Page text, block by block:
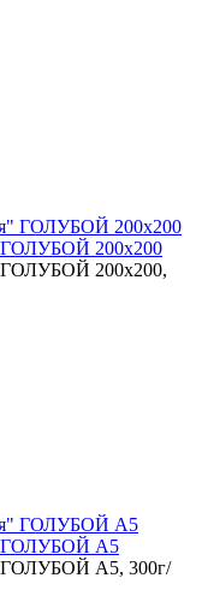
ГОЛУБОЙ 200х200
ГОЛУБОЙ 200х200,
ГОЛУБОЙ А5
ГОЛУБОЙ А5, 300г/